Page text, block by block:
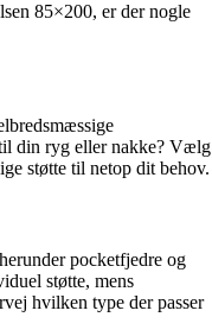
85×200, er der nogle
din ryg eller nakke? Vælg
støtte til netop dit behov.
pocketfjedre og
støtte, mens
hvilken type der passer